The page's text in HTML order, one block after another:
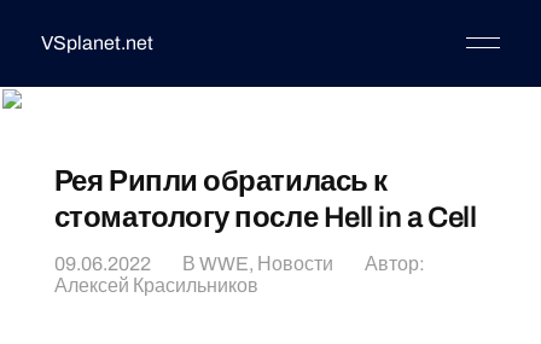
VSplanet.net
Рея Рипли обратилась к
стоматологу после Hell in a Cell
09.06.2022 В WWE, Новости
Автор:
Алексей Красильников